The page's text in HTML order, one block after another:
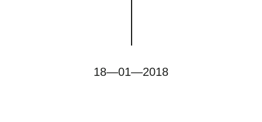
18—01—2018